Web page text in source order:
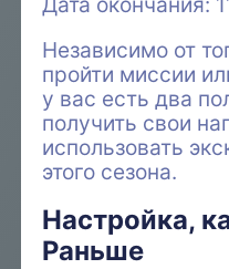
Независимо от
пройти миссии
у вас есть два
получить свои
использовать
этого сезона.
Настройка,
Раньше